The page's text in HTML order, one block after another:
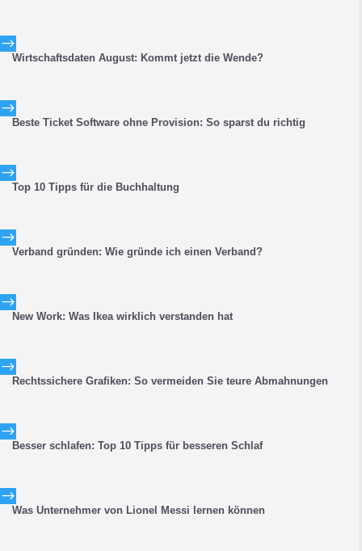
$
Wirtschaftsdaten August: Kommt jetzt die Wende?
$
Beste Ticket Software ohne Provision: So sparst du richtig
$
Top 10 Tipps für die Buchhaltung
$
Verband gründen: Wie gründe ich einen Verband?
$
New Work: Was Ikea wirklich verstanden hat
$
Rechtssichere Grafiken: So vermeiden Sie teure Abmahnungen
$
Besser schlafen: Top 10 Tipps für besseren Schlaf
$
Was Unternehmer von Lionel Messi lernen können